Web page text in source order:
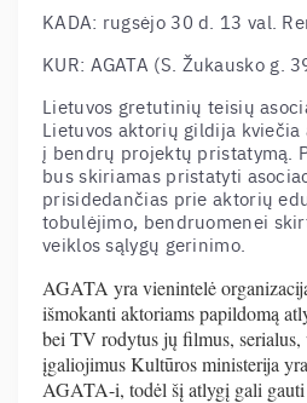
KADA: rugsėjo 30 d. 13 val.
KUR: AGATA (S. Žukausko g.
Lietuvos gretutinių teisių
Lietuvos aktorių gildija
į bendrų projektų pristatymą.
bus skiriamas pristatyti
prisidedančias prie aktorių
tobulėjimo, bendruomenei
veiklos sąlygų gerinimo.
AGATA yra vienintelė
išmokanti aktoriams papildomą
bei TV rodytus jų filmus,
įgaliojimus Kultūros ministerija
AGATA-i, todėl šį atlygį gali